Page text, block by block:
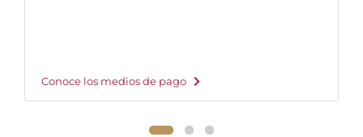
Conoce los medios de pago